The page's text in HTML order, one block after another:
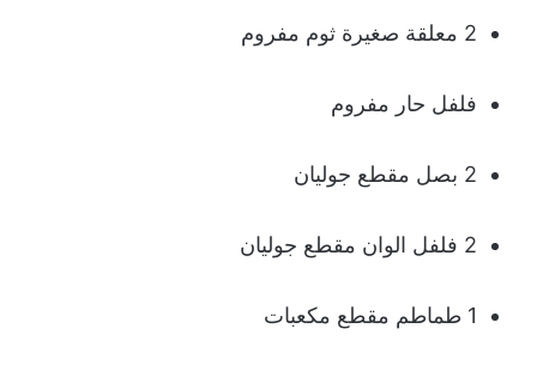
2 معلقة صغيرة ثوم مفروم
فلفل حار مفروم
2 بصل مقطع جوليان
2 فلفل الوان مقطع جوليان
1 طماطم مقطع مكعبات